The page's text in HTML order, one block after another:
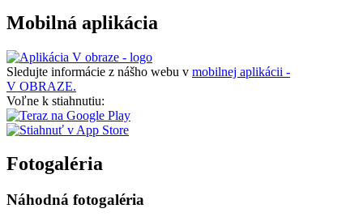
Mobilná aplikácia
Sledujte informácie z nášho webu v mobilnej aplikácii -
V OBRAZE.
Voľne k stiahnutiu:
Fotogaléria
Náhodná fotogaléria